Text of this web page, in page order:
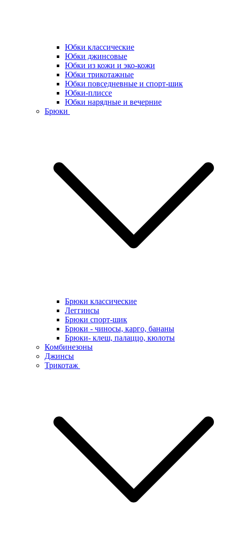
Юбки классические
Юбки джинсовые
Юбки из кожи и эко-кожи
Юбки трикотажные
Юбки повседневные и спорт-шик
Юбки-плиссе
Юбки нарядные и вечерние
Брюки
Брюки классические
Леггинсы
Брюки спорт-шик
Брюки - чиносы, карго, бананы
Брюки- клеш, палаццо, кюлоты
Комбинезоны
Джинсы
Трикотаж